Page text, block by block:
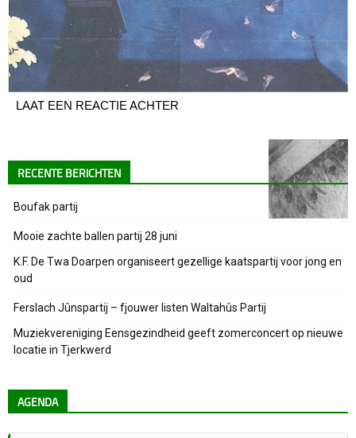
LAAT EEN REACTIE ACHTER
RECENTE BERICHTEN
Boufak partij
Mooie zachte ballen partij 28 juni
K.F. De Twa Doarpen organiseert gezellige kaatspartij voor jong en
oud
Ferslach Jûnspartij – fjouwer listen Waltahûs Partij
Muziekvereniging Eensgezindheid geeft zomerconcert op nieuwe
locatie in Tjerkwerd
AGENDA